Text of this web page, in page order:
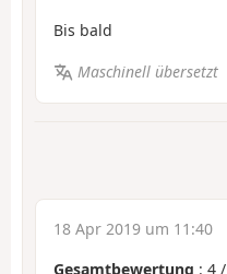
Bis bald
Maschinell übersetzt
18 Apr 2019 um 11:40
Gesamtbewertung : 4 /